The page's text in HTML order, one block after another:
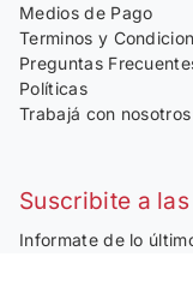
Medios de Pago
Terminos y
Preguntas
Políticas
Trabajá con nosotros
Suscribite a
Informate de lo